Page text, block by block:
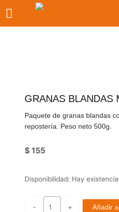
contenido
GRANAS BLANDAS
Paquete de granas blandas
repostería. Peso neto 500g.
$ 155
Disponibilidad: Hay
-
Granas
+ Añadir